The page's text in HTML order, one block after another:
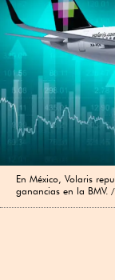
En México, Volaris
ganancias en la BMV.